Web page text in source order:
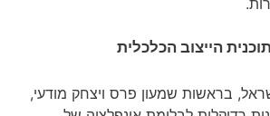
הייצוב הכלכלית
בראשות שמעון פרס ויצחק מודעי,